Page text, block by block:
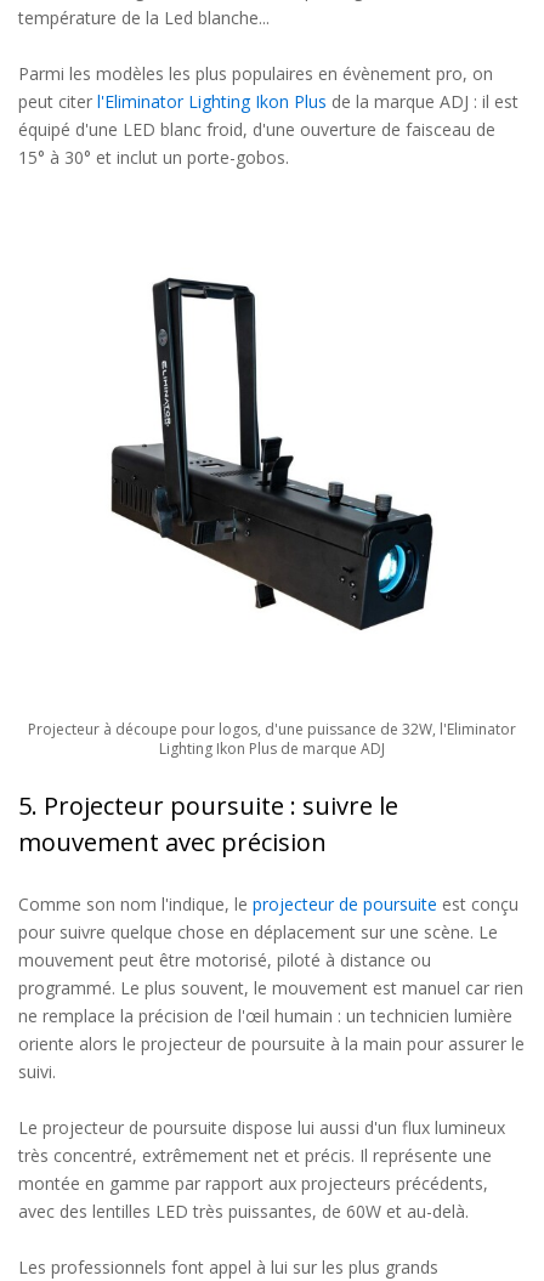
température de la Led blanche...
Parmi les modèles les plus populaires en évènement pro, on
peut citer l'Eliminator Lighting Ikon Plus de la marque ADJ : il est
équipé d'une LED blanc froid, d'une ouverture de faisceau de
15° à 30° et inclut un porte-gobos.
Projecteur à découpe pour logos, d'une puissance de 32W, l'Eliminator
Lighting Ikon Plus de marque ADJ
5. Projecteur poursuite : suivre le
mouvement avec précision
Comme son nom l'indique, le projecteur de poursuite est conçu
pour suivre quelque chose en déplacement sur une scène. Le
mouvement peut être motorisé, piloté à distance ou
programmé. Le plus souvent, le mouvement est manuel car rien
ne remplace la précision de l'œil humain : un technicien lumière
oriente alors le projecteur de poursuite à la main pour assurer le
suivi.
Le projecteur de poursuite dispose lui aussi d'un flux lumineux
très concentré, extrêmement net et précis. Il représente une
montée en gamme par rapport aux projecteurs précédents,
avec des lentilles LED très puissantes, de 60W et au-delà.
Les professionnels font appel à lui sur les plus grands